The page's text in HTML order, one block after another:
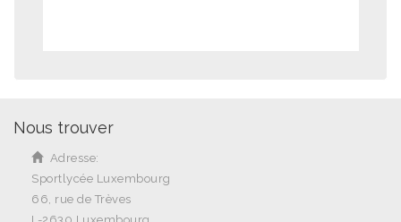
Nous trouver
Adresse:
Sportlycée Luxembourg
66, rue de Trèves